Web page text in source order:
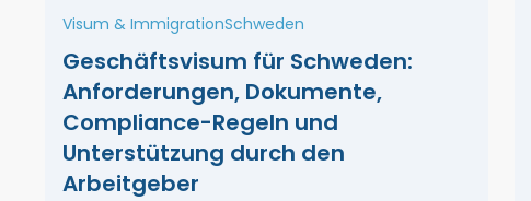
Visum & ImmigrationSchweden
Geschäftsvisum für Schweden:
Anforderungen, Dokumente,
Compliance-Regeln und
Unterstützung durch den
Arbeitgeber